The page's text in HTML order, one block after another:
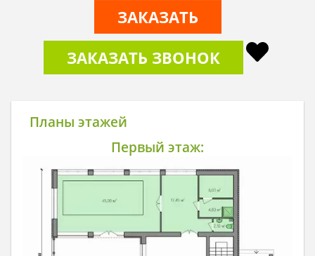
ЗАКАЗАТЬ
ЗАКАЗАТЬ ЗВОНОК
Планы этажей
Первый этаж: